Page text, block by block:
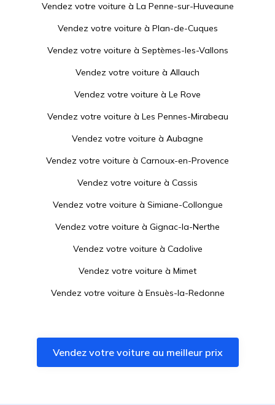
Vendez votre voiture à La Penne-sur-Huveaune
Vendez votre voiture à Plan-de-Cuques
Vendez votre voiture à Septèmes-les-Vallons
Vendez votre voiture à Allauch
Vendez votre voiture à Le Rove
Vendez votre voiture à Les Pennes-Mirabeau
Vendez votre voiture à Aubagne
Vendez votre voiture à Carnoux-en-Provence
Vendez votre voiture à Cassis
Vendez votre voiture à Simiane-Collongue
Vendez votre voiture à Gignac-la-Nerthe
Vendez votre voiture à Cadolive
Vendez votre voiture à Mimet
Vendez votre voiture à Ensuès-la-Redonne
Vendez votre voiture àSaint-Savournin
Vendez votre voiture àBouc-Bel-Air
Vendez votre voiture au meilleur prix